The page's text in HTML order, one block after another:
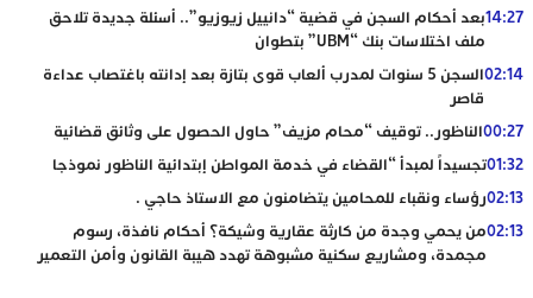
14:27بعد أحكام السجن في قضية “دانييل زيوزيو”.. أسئلة جديدة تلاحق
ملف اختلاسات بنك “UBM” بتطوان
02:14
السجن 5 سنوات لمدرب ألعاب قوى بتازة بعد إدانته باغتصاب عداءة
قاصر
00:27الناظور.. توقيف “محام مزيف” حاول الحصول على وثائق قضائية
01:32تجسيداً لمبدأ “القضاء في خدمة المواطن إبتدائية الناظور نموذجا
02:13رؤساء ونقباء للمحامين يتضامنون مع الاستاذ حاجي .
02:13من يحمي وجدة من كارثة عقارية وشيكة؟ أحكام نافذة، رسوم
مجمدة، ومشاريع سكنية مشبوهة تهدد هيبة القانون وأمن التعمير